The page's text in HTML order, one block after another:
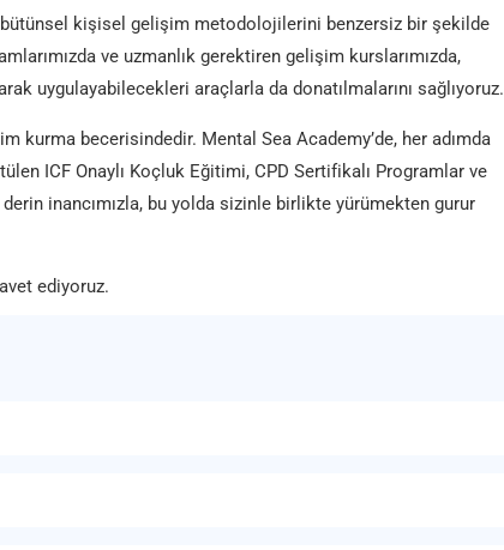
kişisel gelişim metodolojilerini benzersiz bir şekilde
ve uzmanlık gerektiren gelişim kurslarımızda,
uygulayabilecekleri araçlarla da donatılmalarını sağlıyoruz.
kurma becerisindedir. Mental Sea Academy’de, her adımda
ICF Onaylı Koçluk Eğitimi, CPD Sertifikalı Programlar ve
inancımızla, bu yolda sizinle birlikte yürümekten gurur
ediyoruz.